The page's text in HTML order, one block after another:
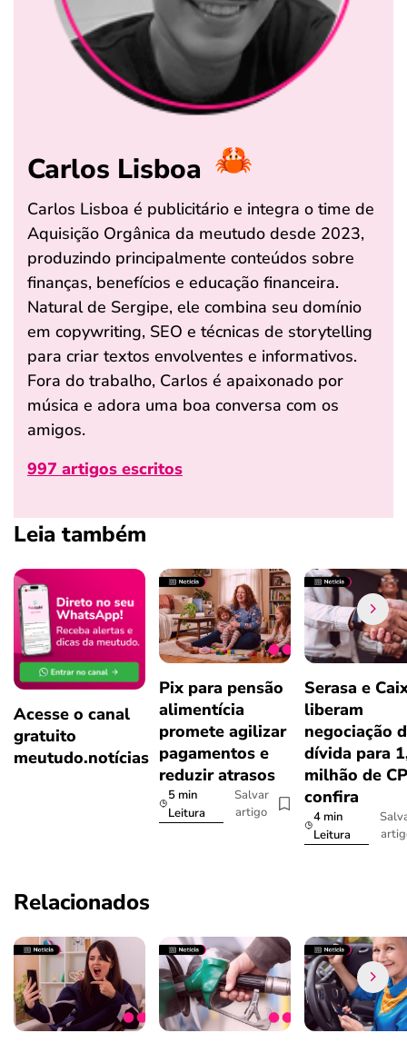
Carlos Lisboa
Carlos Lisboa é publicitário e integra o time de
Aquisição Orgânica da meutudo desde 2023,
produzindo principalmente conteúdos sobre
finanças, benefícios e educação financeira.
Natural de Sergipe, ele combina seu domínio
em copywriting, SEO e técnicas de storytelling
para criar textos envolventes e informativos.
Fora do trabalho, Carlos é apaixonado por
música e adora uma boa conversa com os
amigos.
997 artigos escritos
Leia também
Acesse o canal
gratuito
meutudo.notícias
Pix para pensão
alimentícia
promete agilizar
pagamentos e
reduzir atrasos
5 min
Leitura
Salvar
artigo
Serasa e
liberam
negociação
dívida para
milhão de
confira
4 min
Leitura
Relacionados